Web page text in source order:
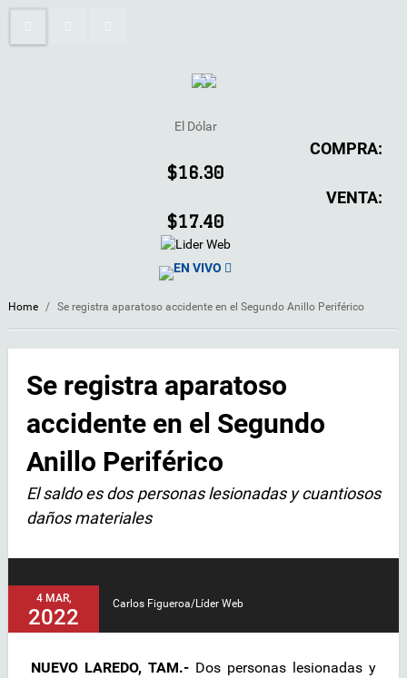
El Dólar
COMPRA:
$16.30
VENTA:
$17.40
EN VIVO
Home / Se registra aparatoso accidente en el Segundo Anillo Periférico
Se registra aparatoso
accidente en el Segundo
Anillo Periférico
El saldo es dos personas lesionadas y cuantiosos
daños materiales
4 MAR,
2022
Carlos Figueroa/Líder Web
NUEVO LAREDO, TAM.- Dos personas lesionadas y